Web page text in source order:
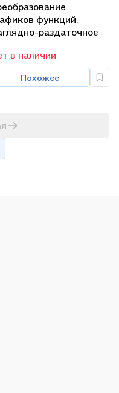
функций.
раздаточное
в наличии
Похожее